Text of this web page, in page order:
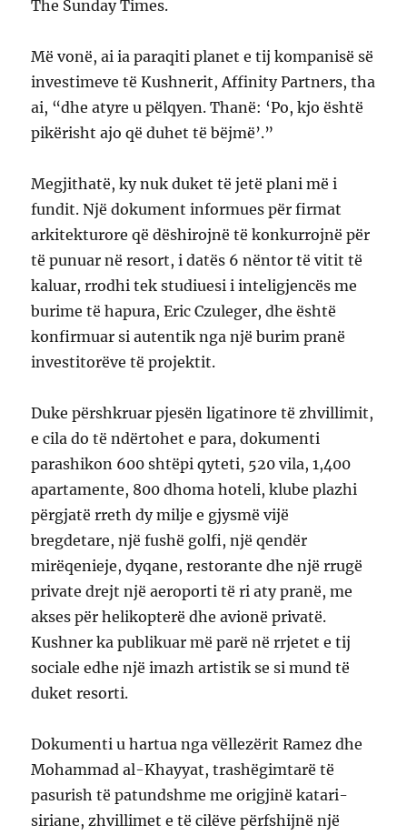
The Sunday Times.
Më vonë, ai ia paraqiti planet e tij kompanisë së
investimeve të Kushnerit, Affinity Partners, tha
ai, “dhe atyre u pëlqyen. Thanë: ‘Po, kjo është
pikërisht ajo që duhet të bëjmë’.”
Megjithatë, ky nuk duket të jetë plani më i
fundit. Një dokument informues për firmat
arkitekturore që dëshirojnë të konkurrojnë për
të punuar në resort, i datës 6 nëntor të vitit të
kaluar, rrodhi tek studiuesi i inteligjencës me
burime të hapura, Eric Czuleger, dhe është
konfirmuar si autentik nga një burim pranë
investitorëve të projektit.
Duke përshkruar pjesën ligatinore të zhvillimit,
e cila do të ndërtohet e para, dokumenti
parashikon 600 shtëpi qyteti, 520 vila, 1,400
apartamente, 800 dhoma hoteli, klube plazhi
përgjatë rreth dy milje e gjysmë vijë
bregdetare, një fushë golfi, një qendër
mirëqenieje, dyqane, restorante dhe një rrugë
private drejt një aeroporti të ri aty pranë, me
akses për helikopterë dhe avionë privatë.
Kushner ka publikuar më parë në rrjetet e tij
sociale edhe një imazh artistik se si mund të
duket resorti.
Dokumenti u hartua nga vëllezërit Ramez dhe
Mohammad al-Khayyat, trashëgimtarë të
pasurish të patundshme me origjinë katari-
siriane, zhvillimet e të cilëve përfshijnë një